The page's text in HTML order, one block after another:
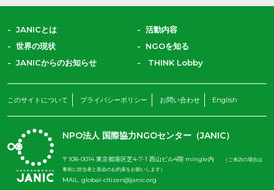
JANICとは
活動内容
世界の現状
NGOを知る
JANICからのお知らせ
THINK Lobby
このサイトについて プライバシーポリシー お問い合わせ English
NPO法人 国際協力NGOセンター（JANIC）
〒108-0014 東京都港区芝4-7-1 西山ビル4階 mingle内
（ご来訪の場合は
事前に担当者と面会のお約束をお願いします）
MAIL. global-citizen@janic.org